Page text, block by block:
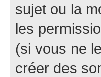
sujet ou la
les
(si vous ne
créer des